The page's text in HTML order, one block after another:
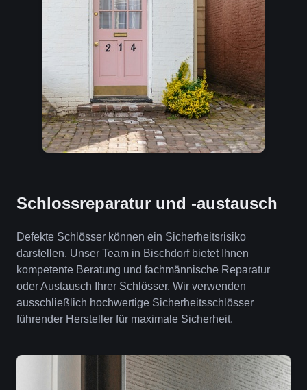
Schlossreparatur und -austausch
Defekte Schlösser können ein Sicherheitsrisiko
darstellen. Unser Team in Bischdorf bietet Ihnen
kompetente Beratung und fachmännische Reparatur
oder Austausch Ihrer Schlösser. Wir verwenden
ausschließlich hochwertige Sicherheitsschlösser
führender Hersteller für maximale Sicherheit.